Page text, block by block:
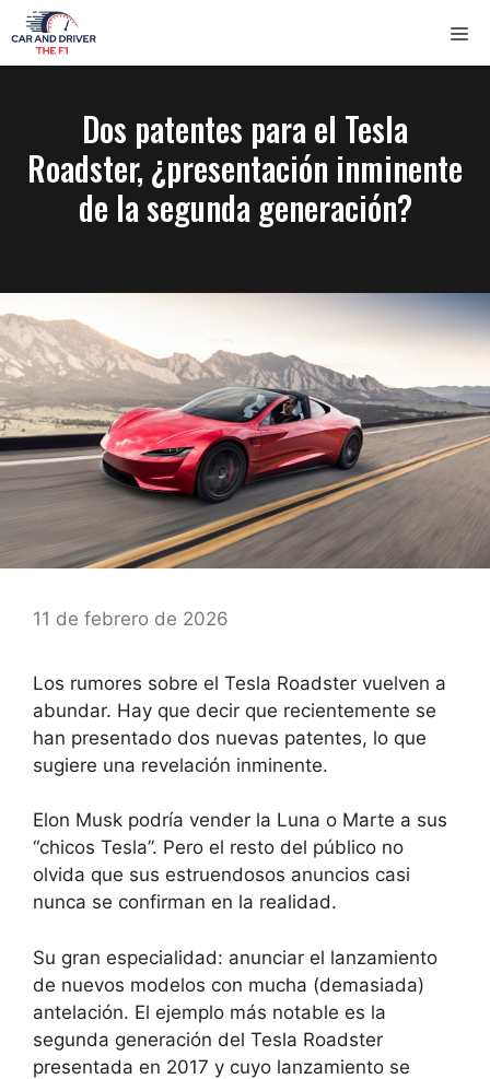
Saltar
al
contenido
Dos patentes para el Tesla
Roadster, ¿presentación inminente
de la segunda generación?
11 de febrero de 2026
Los rumores sobre el Tesla Roadster vuelven a
abundar. Hay que decir que recientemente se
han presentado dos nuevas patentes, lo que
sugiere una revelación inminente.
Elon Musk podría vender la Luna o Marte a sus
“chicos Tesla”. Pero el resto del público no
olvida que sus estruendosos anuncios casi
nunca se confirman en la realidad.
Su gran especialidad: anunciar el lanzamiento
de nuevos modelos con mucha (demasiada)
antelación. El ejemplo más notable es la
segunda generación del Tesla Roadster
presentada en 2017 y cuyo lanzamiento se